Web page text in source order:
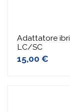
Adattatore
LC/SC
15,00 €